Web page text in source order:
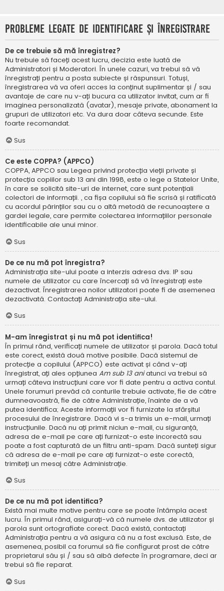
Probleme legate de identificare și înregistrare
De ce trebuie să mă înregistrez?
Nu trebuie să faceți acest lucru, decizia este luată de
Administratori și Moderatori. În unele cazuri, va trebui să vă
înregistrați pentru a posta subiecte și răspunsuri. Totuși,
înregistrarea vă va oferi acces la conținut suplimentar și / sau
avantaje de care nu v-ați bucura ca utilizator invitat, cum ar fi
imaginea personalizată (avatar), mesaje private, abonament la
grupuri de utilizatori etc. Va dura doar câteva secunde. Este
foarte recomandat.
Sus
Ce este COPPA? (APPCO)
COPPA, APPCO sau Legea privind protecția vieții private și
protecția copiilor sub 13 ani din 1998, este o lege a Statelor Unite,
în care se solicită site-uri de internet, care sunt potențiali
colectori de informații. , ca fișa copilului să fie scrisă și ratificată
cu acordul părinților sau cu o altă metodă de recunoaștere a
gardei legale, care permite colectarea informațiilor personale
identificabile ale unui minor.
Sus
De ce nu mă pot înregistra?
Administrația site-ului poate a interzis adresa dvs. IP sau
numele de utilizator cu care încercați să vă înregistrați este
dezactivat. Înregistrarea noilor utilizatori poate fi de asemenea
dezactivată. Contactați Administrația site-ului.
Sus
M-am înregistrat și nu mă pot identifica!
În primul rând, verificați numele de utilizator și parola. Dacă totul
este corect, există două motive posibile. Dacă sistemul de
protecție a copilului (APPCO) este activat și când v-ați
înregistrat, ați ales opțiunea Am sub 13 aniatunci va trebui să
urmați câteva instrucțiuni care vor fi date pentru a activa contul.
Unele forumuri prevăd că conturile trebuie activate, fie de către
dumneavoastră, fie de către Administrație, înainte de a vă
putea identifica; Aceste informații vor fi furnizate la sfârșitul
procesului de înregistrare. Dacă vi s-a trimis un e-mail, urmați
instrucțiunile. Dacă nu ați primit niciun e-mail, cu siguranță,
adresa de e-mail pe care ați furnizat-o este incorectă sau
poate a fost capturată de un filtru anti-spam. Dacă sunteți sigur
că adresa de e-mail pe care ați furnizat-o este corectă,
trimiteți un mesaj către Administrație.
Sus
De ce nu mă pot identifica?
Există mai multe motive pentru care se poate întâmpla acest
lucru. În primul rând, asigurați-vă că numele dvs. de utilizator și
parola sunt ortografiate corect. Dacă există, contactați
Administrația pentru a vă asigura că nu a fost exclusă. Este, de
asemenea, posibil ca forumul să fie configurat prost de către
proprietarul său și / sau să aibă defecte în programare, deci ar
trebui să fie reparat.
Sus